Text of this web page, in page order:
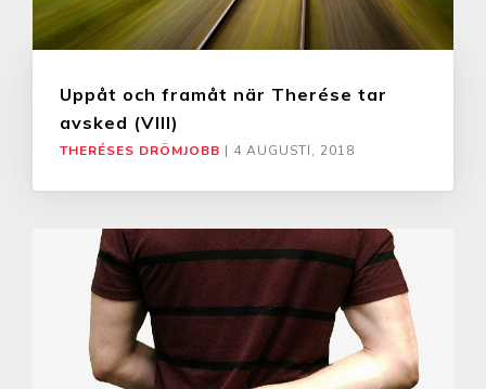
Uppåt och framåt när Therése tar
avsked (VIII)
THERÉSES DRÖMJOBB | 4 AUGUSTI, 2018